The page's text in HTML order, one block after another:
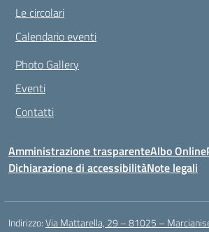
Le circolari
Calendario eventi
Photo Gallery
Eventi
Contatti
Amministrazione trasparenteAlbo Online
Dichiarazione di accessibilitàNote legali
Indirizzo:Via Mattarella, 29 – 81025 –